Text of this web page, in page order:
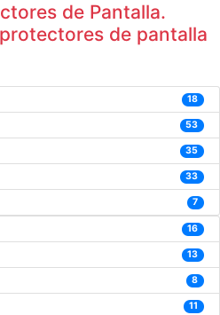
de Pantalla.
de pantalla
18
53
35
33
7
16
13
8
11